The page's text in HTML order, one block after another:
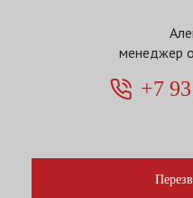
менеджер
+7